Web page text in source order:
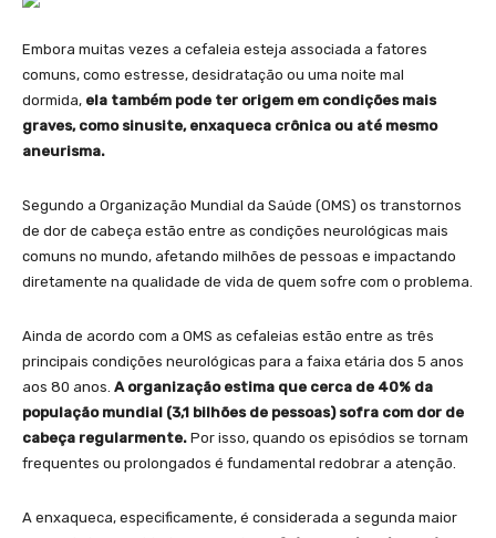
Embora muitas vezes a cefaleia esteja associada a fatores
comuns, como estresse, desidratação ou uma noite mal
dormida, ela também pode ter origem em condições mais
graves, como sinusite, enxaqueca crônica ou até mesmo
aneurisma.
Segundo a Organização Mundial da Saúde (OMS) os transtornos
de dor de cabeça estão entre as condições neurológicas mais
comuns no mundo, afetando milhões de pessoas e impactando
diretamente na qualidade de vida de quem sofre com o problema.
Ainda de acordo com a OMS as cefaleias estão entre as três
principais condições neurológicas para a faixa etária dos 5 anos
aos 80 anos. A organização estima que cerca de 40% da
população mundial (3,1 bilhões de pessoas) sofra com dor de
cabeça regularmente. Por isso, quando os episódios se tornam
frequentes ou prolongados é fundamental redobrar a atenção.
A enxaqueca, especificamente, é considerada a segunda maior